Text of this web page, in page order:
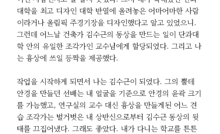
대학을 최고 디자인 대학 반열에 올려놓은 어마어마한 사람
이라거나 올림픽 주경기장을 디자인했다고 알고 있었으니.
그런데 어느날 건축가 김수근의 동상을 만드는 일이 단과대
학 안의 유일한 조각가인 교수님에게 할당되었다. 그리고 나
는 흉상에 쓰일 등짝을 제공했다.
작업을 시작하게 되면서 나는 김수근이 되었다. 그의 뿔테
안경을 만들던 선배는 내 얼굴을 기준으로 안경의 윤곽 크기
를 가늠했고, 연구실의 교수 대신 흉상을 만들게된 어느 견
습 조각가는 벌거벗은 내 상반신으로부터 김수근 동상의 뒷
태를 끄집어냈다. 그래도 좋았다. 내가 다니는 학교를 튼튼